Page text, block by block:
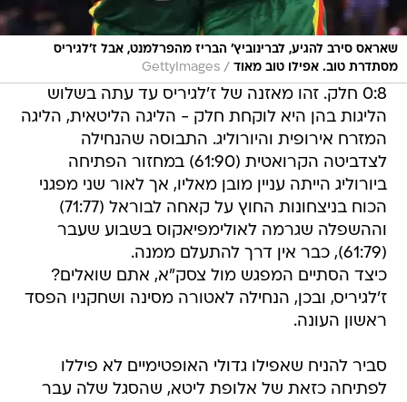
שאראס סירב להגיע, לברינוביץ' הבריז מהפרלמנט, אבל ז'לגיריס
מסתדרת טוב. אפילו טוב מאוד /
GettyImages
0:8 חלק. זהו מאזנה של ז'לגיריס עד עתה בשלוש
הליגות בהן היא לוקחת חלק - הליגה הליטאית, הליגה
המזרח אירופית והיורוליג. התבוסה שהנחילה
לצדביטה הקרואטית (61:90) במחזור הפתיחה
ביורוליג הייתה עניין מובן מאליו, אך לאור שני מפגני
הכוח בניצחונות החוץ על קאחה לבוראל (71:77)
וההשפלה שגרמה לאולימפיאקוס בשבוע שעבר
(61:79), כבר אין דרך להתעלם ממנה.
כיצד הסתיים המפגש מול צסק"א, אתם שואלים?
ז'לגיריס, ובכן, הנחילה לאטורה מסינה ושחקניו הפסד
ראשון העונה.
סביר להניח שאפילו גדולי האופטימיים לא פיללו
לפתיחה כזאת של אלופת ליטא, שהסגל שלה עבר